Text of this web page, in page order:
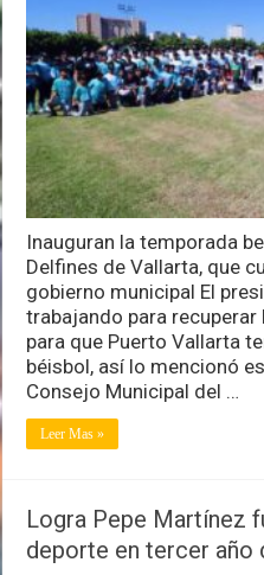
Inauguran la temporada
Delfines de Vallarta, que
gobierno municipal El
trabajando para
para que Puerto Vallarta
béisbol, así lo mencionó
Consejo Municipal del …
Leer Mas »
Logra Pepe Martínez
deporte en tercer año